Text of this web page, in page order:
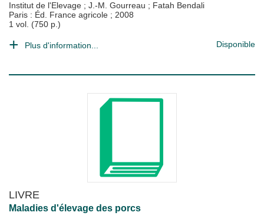
Institut de l'Elevage ; J.-M. Gourreau ; Fatah Bendali
Paris : Éd. France agricole ; 2008
1 vol. (750 p.)
Plus d'information... Disponible
LIVRE
Maladies d'élevage des porcs